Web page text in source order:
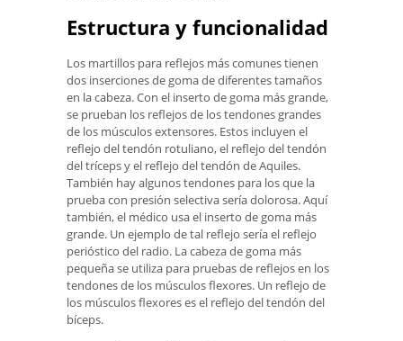
Estructura y funcionalidad
Los martillos para reflejos más comunes tienen
dos inserciones de goma de diferentes tamaños
en la cabeza. Con el inserto de goma más grande,
se prueban los reflejos de los tendones grandes
de los músculos extensores. Estos incluyen el
reflejo del tendón rotuliano, el reflejo del tendón
del tríceps y el reflejo del tendón de Aquiles.
También hay algunos tendones para los que la
prueba con presión selectiva sería dolorosa. Aquí
también, el médico usa el inserto de goma más
grande. Un ejemplo de tal reflejo sería el reflejo
perióstico del radio. La cabeza de goma más
pequeña se utiliza para pruebas de reflejos en los
tendones de los músculos flexores. Un reflejo de
los músculos flexores es el reflejo del tendón del
bíceps.